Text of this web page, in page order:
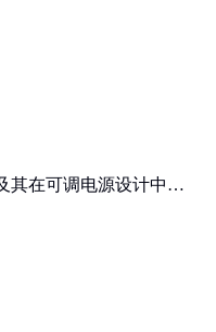
其在可调电源设计中的